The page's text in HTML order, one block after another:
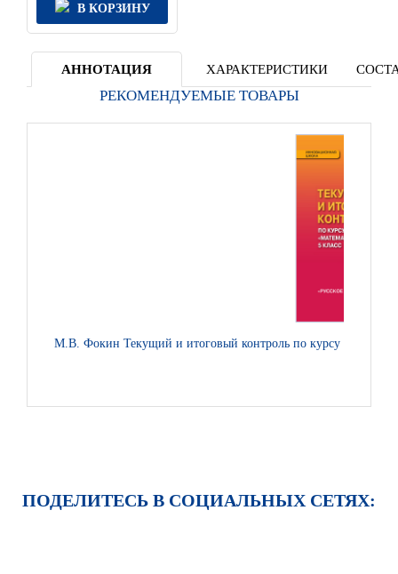
В КОРЗИНУ
АННОТАЦИЯ ХАРАКТЕРИСТИКИ
РЕКОМЕНДУЕМЫЕ ТОВАРЫ
М.В. Фокин Текущий и итоговый контроль по курсу
ПОДЕЛИТЕСЬ В СОЦИАЛЬНЫХ СЕТЯХ: